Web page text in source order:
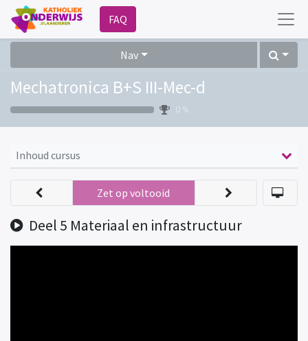
FAQ
Nav
Mechatronica B+S III-Mec-d
0 %
Inhoud cursus
Deel 5 Materiaal en infrastructuur
Zet op voltooid